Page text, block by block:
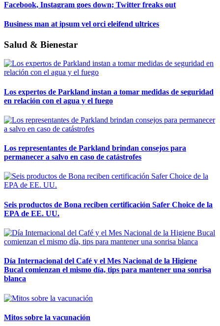
Facebook, Instagram goes down; Twitter freaks out
Business man at ipsum vel orci eleifend ultrices
Salud & Bienestar
Los expertos de Parkland instan a tomar medidas de seguridad
en relación con el agua y el fuego
Los representantes de Parkland brindan consejos para
permanecer a salvo en caso de catástrofes
Seis productos de Bona reciben certificación Safer Choice de la
EPA de EE. UU.
Día Internacional del Café y el Mes Nacional de la Higiene
Bucal comienzan el mismo día, tips para mantener una sonrisa
blanca
Mitos sobre la vacunación